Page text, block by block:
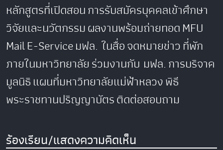
หลักสูตรที่เปิดสอนการรับสมัครบุคคลเข้าศึกษา
วิจัยและนวัตกรรมผลงานพร้อมถ่ายทอดMFU
MailE-Serviceมฟล. ในสื่อจดหมายข่าวที่พัก
ภายในมหาวิทยาลัยร่วมงานกับ มฟล.การบริจาค
มูลนิธิแผนที่มหาวิทยาลัยแม่ฟ้าหลวงพิธี
พระราชทานปริญญาบัตรติดต่อสอบถาม
ร้องเรียน/แสดงความคิดเห็น